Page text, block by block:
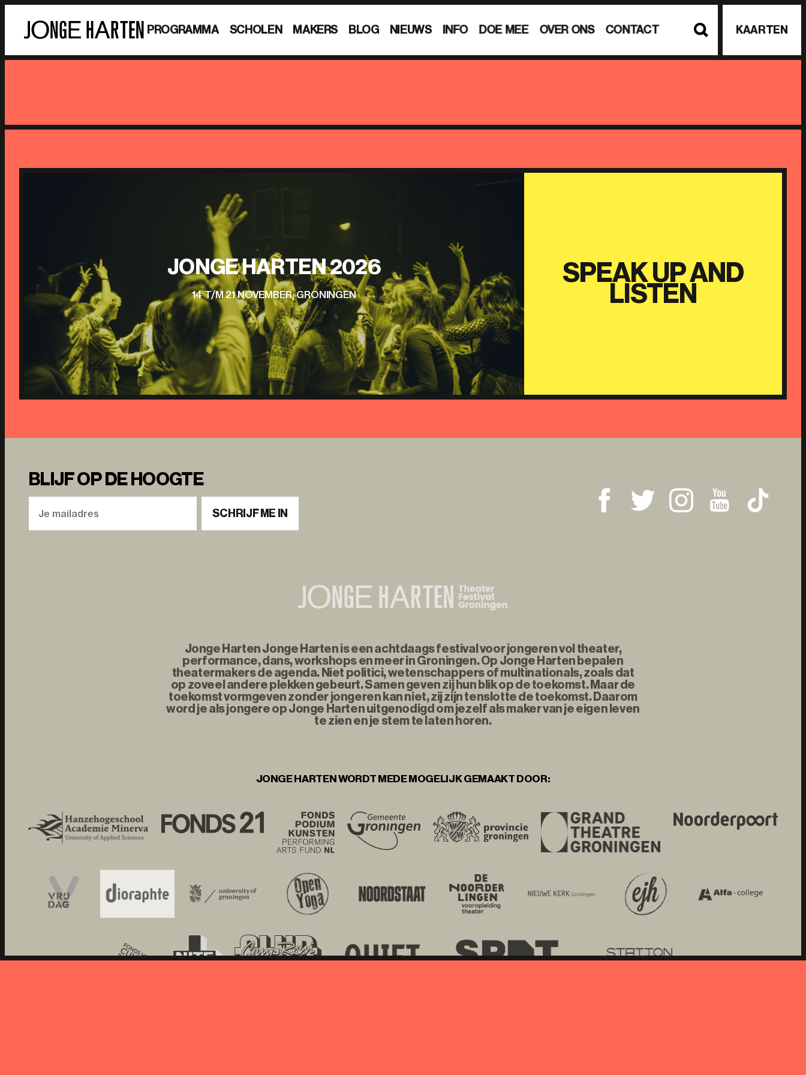
KAARTEN
PROGRAMMA SCHOLEN MAKERS BLOG NIEUWS INFO DOE MEE OVER ONS CONTACT
JONGE HARTEN 2026
14 T/M 21 NOVEMBER, GRONINGEN
SPEAK UP AND
LISTEN
BLIJF OP DE HOOGTE
SCHRIJF ME IN
Jonge Harten Jonge Harten is een achtdaags festival voor jongeren vol theater,
performance, dans, workshops en meer in Groningen. Op Jonge Harten bepalen
theatermakers de agenda. Niet politici, wetenschappers of multinationals, zoals dat
op zoveel andere plekken gebeurt. Samen geven zij hun blik op de toekomst. Maar de
toekomst vormgeven zonder jongeren kan niet, zij zijn tenslotte de toekomst. Daarom
word je als jongere op Jonge Harten uitgenodigd om jezelf als maker van je eigen leven
te zien en je stem te laten horen.
JONGE HARTEN WORDT MEDE MOGELIJK GEMAAKT DOOR: